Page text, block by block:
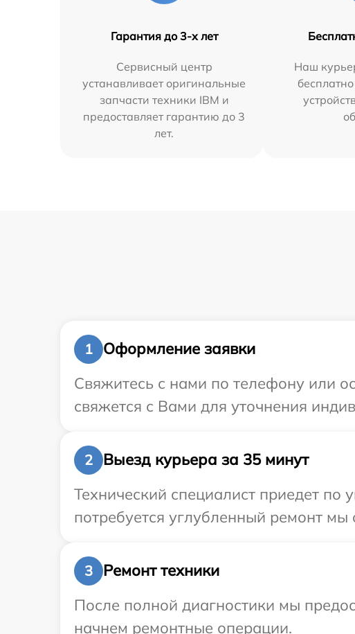
Гарантия до 3-х лет
Сервисный центр
устанавливает оригинальные
запчасти техники IBM и
предоставляет гарантию до 3
лет.
Наш
1
Оформление заявки
Свяжитесь с нами по телефону или
свяжется с Вами для уточнения
2
Выезд курьера за 35 минут
Технический специалист приедет по
потребуется углубленный ремонт
3
Ремонт техники
После полной диагностики мы
начнем ремонтные операции.